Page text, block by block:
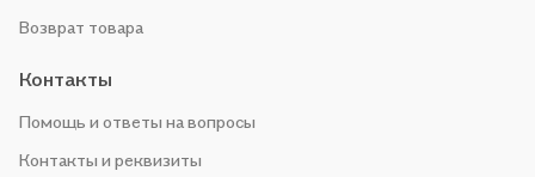
Возврат товара
Контакты
Помощь и ответы на вопросы
Контакты и реквизиты